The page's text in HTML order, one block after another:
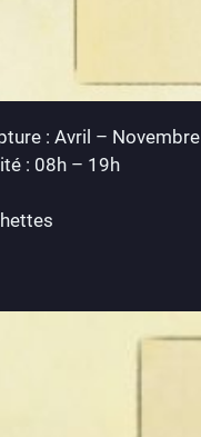
: Avril – Novembre
: 08h – 19h